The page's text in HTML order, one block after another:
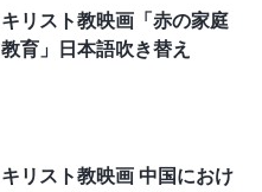
キリスト教映画「赤の家庭
教育」日本語吹き替え
キリスト教映画 中国におけ